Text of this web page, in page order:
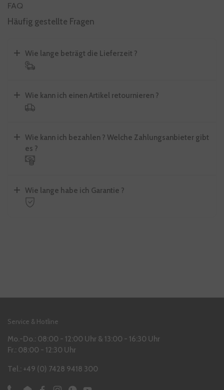
FAQ
Häufig gestellte Fragen
Wie lange beträgt die Lieferzeit ?
Wie kann ich einen Artikel retournieren ?
Wie kann ich bezahlen ? Welche Zahlungsanbieter gibt
es ?
Wie lange habe ich Garantie ?
Service & Hotline
Mo.-Do.: 08:00 - 12:00 Uhr & 13:00 - 16:30 Uhr
Fr.: 08:00 - 12:30 Uhr
Tel.: +49 (0) 7428 9418 300